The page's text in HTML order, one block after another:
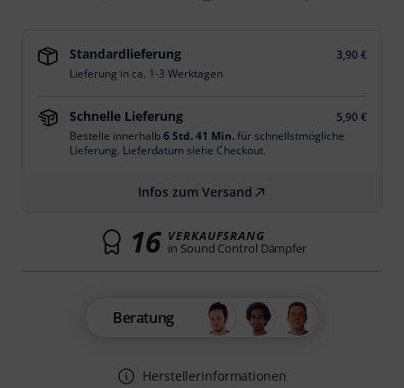
Standardlieferung
3,90 €
Lieferung in ca. 1-3 Werktagen
Schnelle Lieferung
5,90 €
Bestelle innerhalb6 Std. 41 Min.für schnellstmögliche
Lieferung. Lieferdatum siehe Checkout.
Infos zum Versand
16 VERKAUFSRANG
in Sound Control Dämpfer
Beratung
Herstellerinformationen